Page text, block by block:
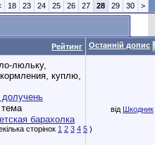
18 23 24 25 26 27 28 29 30 >
Рейтинг Останній допис
барахолка
1 2 3 4 5 )
від Шкодник